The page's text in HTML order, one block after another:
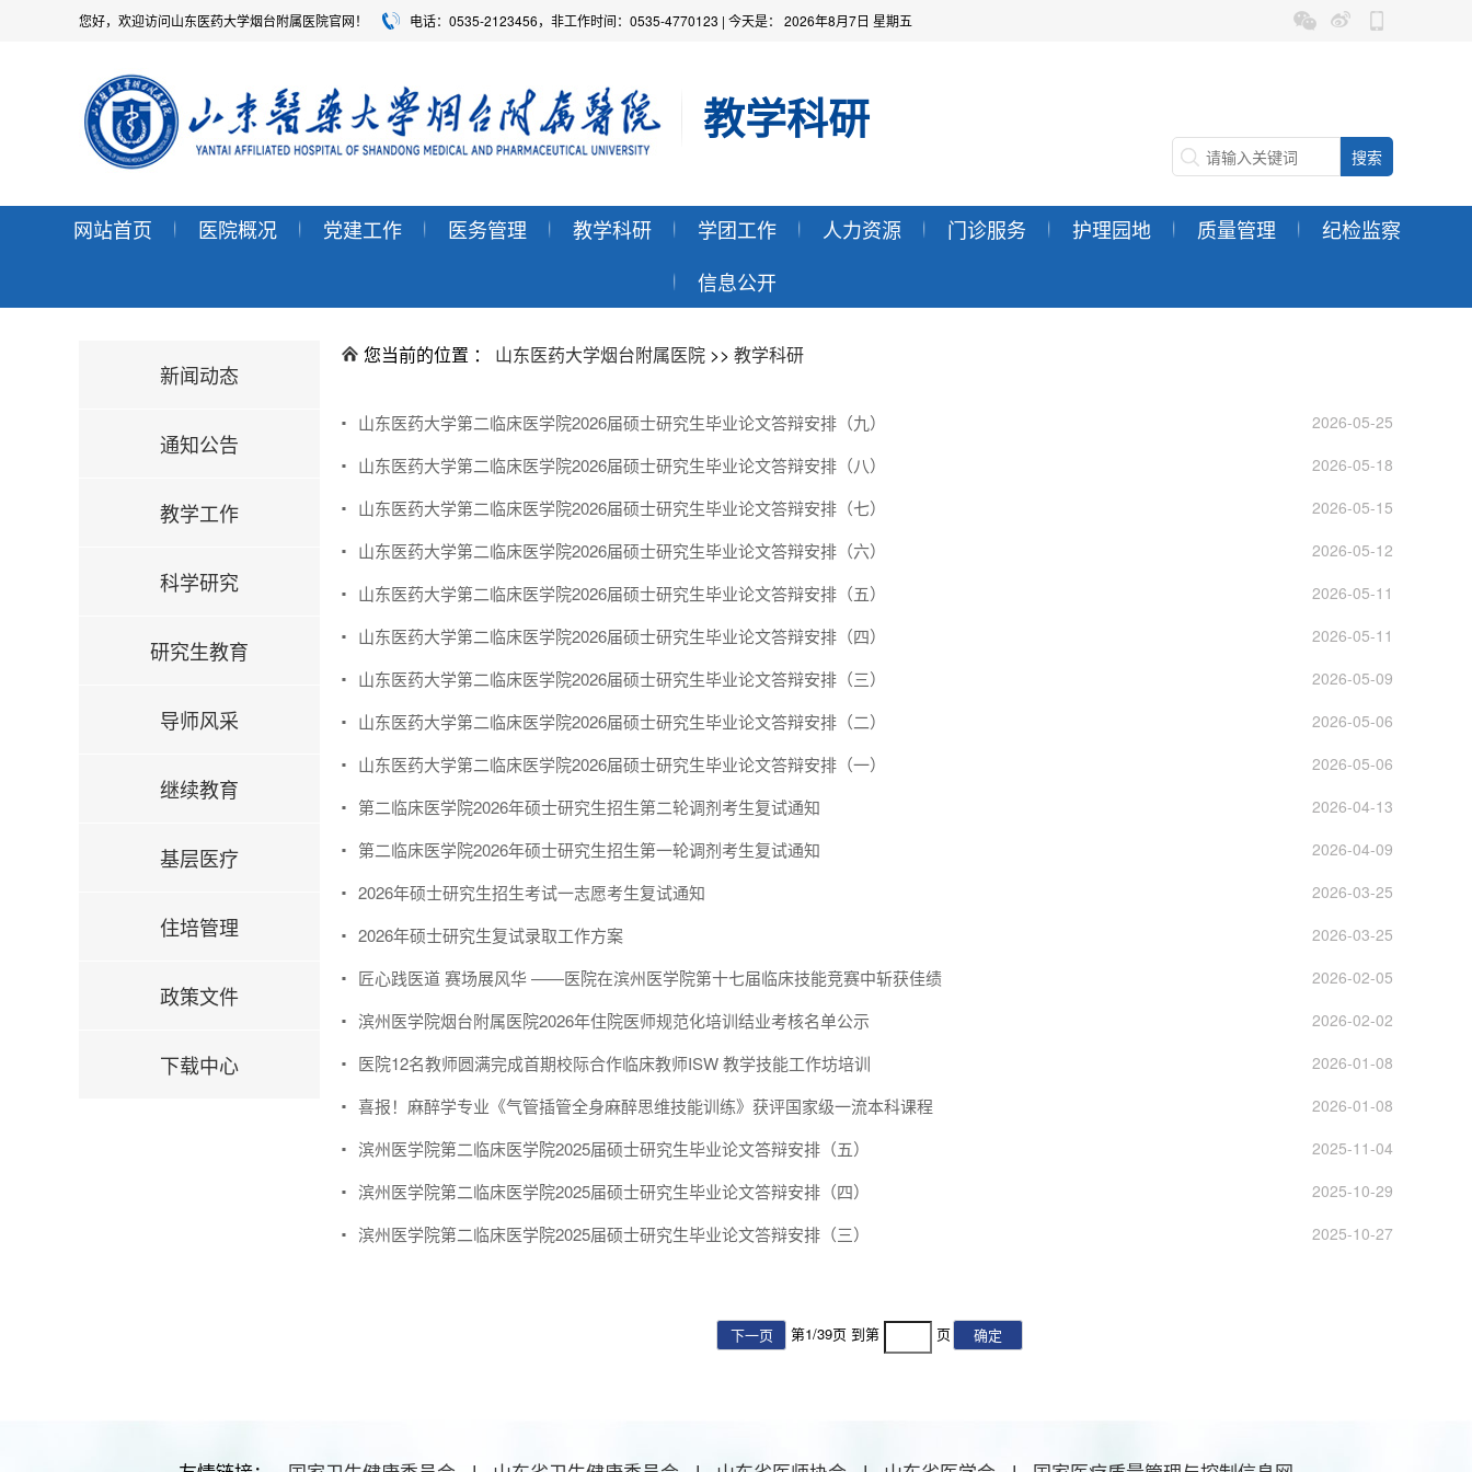
您好，欢迎访问山东医药大学烟台附属医院官网！ 电话：0535-2123456，非工作时间：0535-4770123 | 今天是： 2026年8月7日 星期五
教学科研
网站首页 医院概况 党建工作 医务管理 教学科研 学团工作 人力资源 门诊服务 护理园地 质量管理
纪检监察
信息公开
新闻动态
通知公告
教学工作
科学研究
研究生教育
导师风采
继续教育
基层医疗
住培管理
政策文件
下载中心
您当前的位置 ： 山东医药大学烟台附属医院 >> 教学科研
山东医药大学第二临床医学院2026届硕士研究生毕业论文答辩安排（九） 2026-05-25
山东医药大学第二临床医学院2026届硕士研究生毕业论文答辩安排（八） 2026-05-18
山东医药大学第二临床医学院2026届硕士研究生毕业论文答辩安排（七） 2026-05-15
山东医药大学第二临床医学院2026届硕士研究生毕业论文答辩安排（六） 2026-05-12
山东医药大学第二临床医学院2026届硕士研究生毕业论文答辩安排（五） 2026-05-11
山东医药大学第二临床医学院2026届硕士研究生毕业论文答辩安排（四） 2026-05-11
山东医药大学第二临床医学院2026届硕士研究生毕业论文答辩安排（三） 2026-05-09
山东医药大学第二临床医学院2026届硕士研究生毕业论文答辩安排（二） 2026-05-06
山东医药大学第二临床医学院2026届硕士研究生毕业论文答辩安排（一） 2026-05-06
第二临床医学院2026年硕士研究生招生第二轮调剂考生复试通知 2026-04-13
第二临床医学院2026年硕士研究生招生第一轮调剂考生复试通知 2026-04-09
2026年硕士研究生招生考试一志愿考生复试通知 2026-03-25
2026年硕士研究生复试录取工作方案 2026-03-25
匠心践医道 赛场展风华 ——医院在滨州医学院第十七届临床技能竞赛中斩获佳绩 2026-02-05
滨州医学院烟台附属医院2026年住院医师规范化培训结业考核名单公示 2026-02-02
医院12名教师圆满完成首期校际合作临床教师ISW 教学技能工作坊培训 2026-01-08
喜报！麻醉学专业《气管插管全身麻醉思维技能训练》获评国家级一流本科课程 2026-01-08
滨州医学院第二临床医学院2025届硕士研究生毕业论文答辩安排（五） 2025-11-04
滨州医学院第二临床医学院2025届硕士研究生毕业论文答辩安排（四） 2025-10-29
滨州医学院第二临床医学院2025届硕士研究生毕业论文答辩安排（三） 2025-10-27
下一页 第1/39页 到第 页 确定